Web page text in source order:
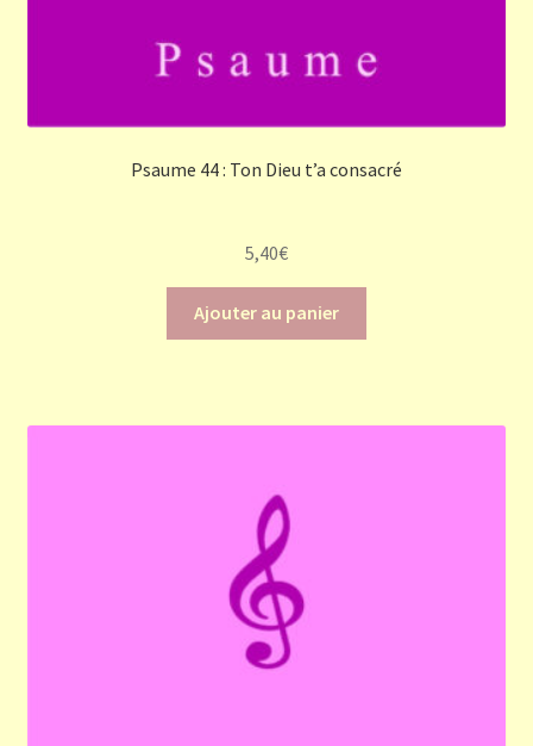
Psaume 44 : Ton Dieu t’a consacré
5,40€
Ajouter au panier